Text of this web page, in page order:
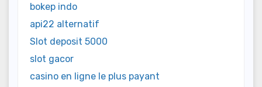
bokep indo
api22 alternatif
Slot deposit 5000
slot gacor
casino en ligne le plus payant